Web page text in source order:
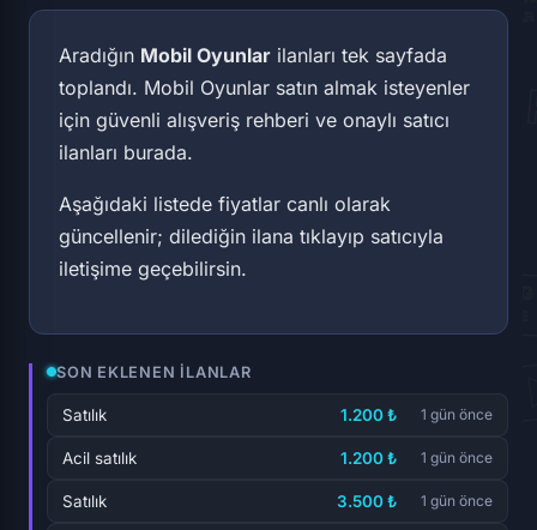
Aradığın Mobil Oyunlar ilanları tek sayfada
toplandı. Mobil Oyunlar satın almak isteyenler
için güvenli alışveriş rehberi ve onaylı satıcı
ilanları burada.
Aşağıdaki listede fiyatlar canlı olarak
güncellenir; dilediğin ilana tıklayıp satıcıyla
iletişime geçebilirsin.
SON EKLENEN İLANLAR
Satılık 1.200 ₺ 1 gün önce
Acil satılık 1.200 ₺ 1 gün önce
Satılık 3.500 ₺ 1 gün önce